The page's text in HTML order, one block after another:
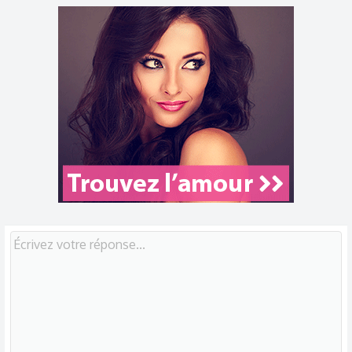
et le contrôle de ce qui se passe sur votre boîtier distant.
Les seedbox offrent également un bon moyen de
contourner la limitation basée sur le trafic de votre FAI.
Certains fournisseurs de services Internet limiteront par
principe le trafic BitTorrent, sans se soucier de l’utilisation
réelle que les utilisateurs en font. Cependant, puisque vous
n’utilisez pas le protocole BitTorrent pour télécharger les
fichiers via votre connexion domestique, cela ne vous
affectera pas.
Voir la pièce jointe 4462